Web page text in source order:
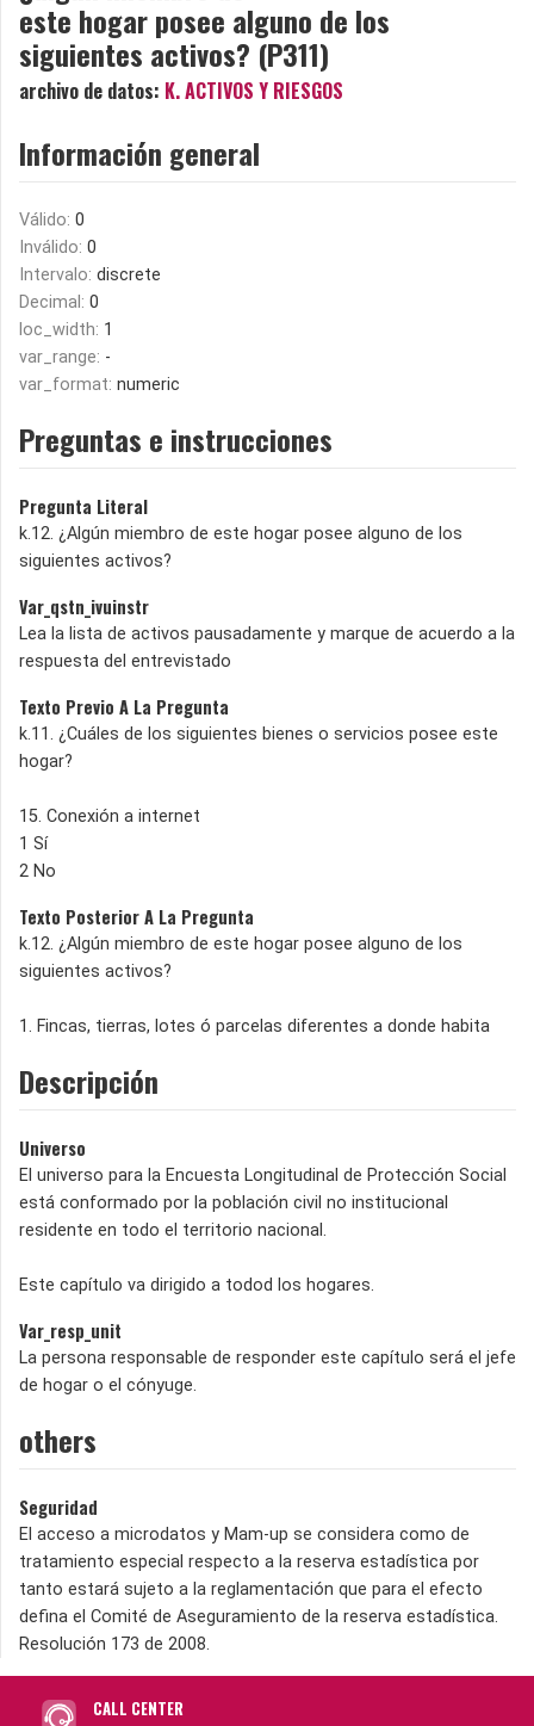
este hogar posee alguno de los
siguientes activos? (P311)
archivo de datos: K. ACTIVOS Y RIESGOS
Información general
Válido: 0
Inválido: 0
Intervalo: discrete
Decimal: 0
loc_width: 1
var_range: -
var_format: numeric
Preguntas e instrucciones
Pregunta Literal
k.12. ¿Algún miembro de este hogar posee alguno de los
siguientes activos?
Var_qstn_ivuinstr
Lea la lista de activos pausadamente y marque de acuerdo a la
respuesta del entrevistado
Texto Previo A La Pregunta
k.11. ¿Cuáles de los siguientes bienes o servicios posee este
hogar?
15. Conexión a internet
1 Sí
2 No
Texto Posterior A La Pregunta
k.12. ¿Algún miembro de este hogar posee alguno de los
siguientes activos?
1. Fincas, tierras, lotes ó parcelas diferentes a donde habita
Descripción
Universo
El universo para la Encuesta Longitudinal de Protección Social
está conformado por la población civil no institucional
residente en todo el territorio nacional.
Este capítulo va dirigido a todod los hogares.
Var_resp_unit
La persona responsable de responder este capítulo será el jefe
de hogar o el cónyuge.
others
Seguridad
El acceso a microdatos y Mam-up se considera como de
tratamiento especial respecto a la reserva estadística por
tanto estará sujeto a la reglamentación que para el efecto
defina el Comité de Aseguramiento de la reserva estadística.
Resolución 173 de 2008.
CALL CENTER